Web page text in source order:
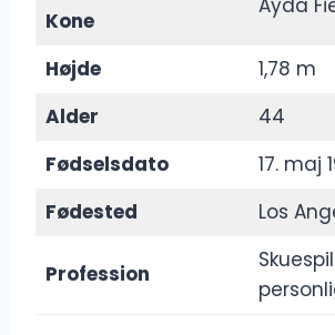
Kone
Ayda
Højde
1,78 m
Alder
44
Fødselsdato
17. maj
Fødested
Los
Profession